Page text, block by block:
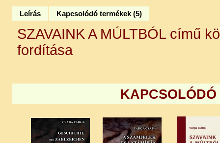
Leírás Kapcsolódó termékek (5)
SZAVAINK A MÚLTBÓL című
fordítása